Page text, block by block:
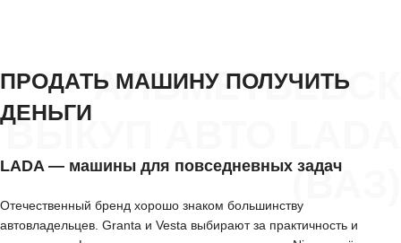
АЛЬМЕТЬЕВСК
ВЫКУП АВТО LADA
(ВАЗ)
ПРОДАТЬ МАШИНУ ПОЛУЧИТЬ
ДЕНЬГИ
LADA — машины для повседневных задач
Отечественный бренд хорошо знаком большинству
автовладельцев. Granta и Vesta выбирают за практичность и